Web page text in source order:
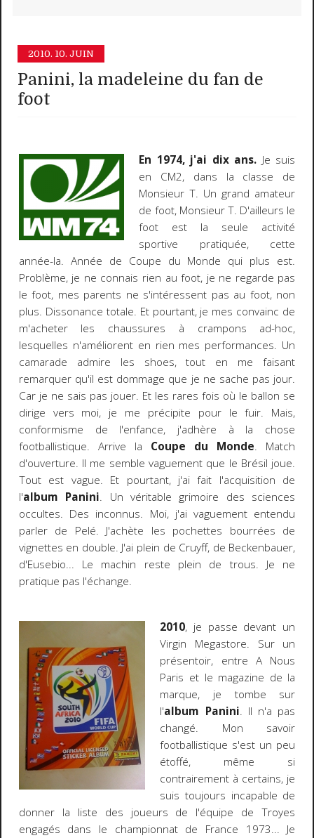
2010. 10. JUIN
Panini, la madeleine du fan de
foot
En 1974, j'ai dix ans. Je suis
en CM2, dans la classe de
Monsieur T. Un grand amateur
de foot, Monsieur T. D'ailleurs le
foot est la seule activité
sportive pratiquée, cette
année-la. Année de Coupe du Monde qui plus est.
Problème, je ne connais rien au foot, je ne regarde pas
le foot, mes parents ne s'intéressent pas au foot, non
plus. Dissonance totale. Et pourtant, je mes convainc de
m'acheter les chaussures à crampons ad-hoc,
lesquelles n'améliorent en rien mes performances. Un
camarade admire les shoes, tout en me faisant
remarquer qu'il est dommage que je ne sache pas jour.
Car je ne sais pas jouer. Et les rares fois où le ballon se
dirige vers moi, je me précipite pour le fuir. Mais,
conformisme de l'enfance, j'adhère à la chose
footballistique. Arrive la Coupe du Monde. Match
d'ouverture. Il me semble vaguement que le Brésil joue.
Tout est vague. Et pourtant, j'ai fait l'acquisition de
l'album Panini. Un véritable grimoire des sciences
occultes. Des inconnus. Moi, j'ai vaguement entendu
parler de Pelé. J'achète les pochettes bourrées de
vignettes en double. J'ai plein de Cruyff, de Beckenbauer,
d'Eusebio... Le machin reste plein de trous. Je ne
pratique pas l'échange.
2010, je passe devant un
Virgin Megastore. Sur un
présentoir, entre A Nous
Paris et le magazine de la
marque, je tombe sur
l'album Panini. Il n'a pas
changé. Mon savoir
footballistique s'est un peu
étoffé, même si
contrairement à certains, je
suis toujours incapable de
donner la liste des joueurs de l'équipe de Troyes
engagés dans le championnat de France 1973... Je